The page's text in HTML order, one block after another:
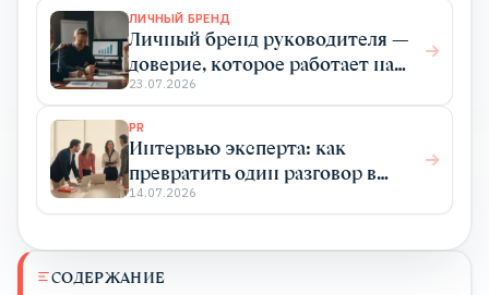
СОДЕРЖАНИЕ
ЛИЧНЫЙ БРЕНД
Личный бренд руководителя —
доверие, которое работает на
бизнес
23.07.2026
PR
Интервью эксперта: как
превратить один разговор в
системный PR
14.07.2026